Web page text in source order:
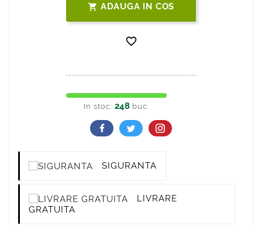
 ADAUGA IN COS

In stoc: 248 buc.
SIGURANTA
LIVRARE
GRATUITA